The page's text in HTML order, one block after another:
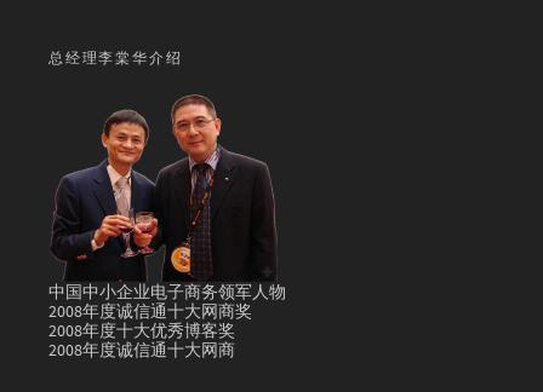
总经理李棠华介绍
中国中小企业电子商务领军人物
2008年度诚信通十大网商奖
2008年度十大优秀博客奖
2008年度诚信通十大网商